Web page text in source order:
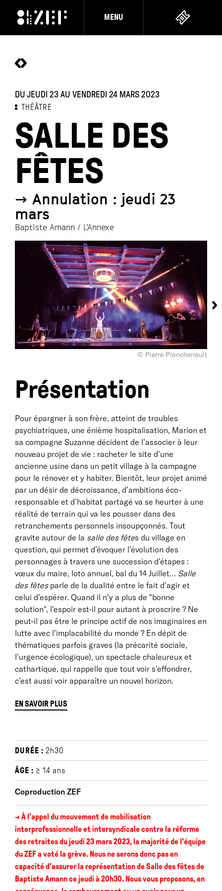
MENU
DU JEUDI 23 AU VENDREDI 24 MARS 2023
THÉÂTRE
SALLE DES
FÊTES
→ Annulation : jeudi 23
mars
Baptiste Amann / L’Annexe
© Pierre Planchenault
Présentation
Pour épargner à son frère, atteint de troubles
psychiatriques, une énième hospitalisation, Marion et
sa compagne Suzanne décident de l’associer à leur
nouveau projet de vie : racheter le site d’une
ancienne usine dans un petit village à la campagne
pour le rénover et y habiter. Bientôt, leur projet animé
par un désir de décroissance, d’ambitions éco-
responsable et d’habitat partagé va se heurter à une
réalité de terrain qui va les pousser dans des
retranchements personnels insoupçonnés. Tout
gravite autour de la salle des fêtes du village en
question, qui permet d’évoquer l’évolution des
personnages à travers une succession d’étapes :
vœux du maire, loto annuel, bal du 14 Juillet… Salle
des fêtesparle de la dualité entre le fait d’agir et
celui d’espérer. Quand il n’y a plus de "bonne
solution", l’espoir est-il pour autant à proscrire ? Ne
peut-il pas être le principe actif de nos imaginaires en
lutte avec l’implacabilité du monde ? En dépit de
thématiques parfois graves (la précarité sociale,
l’urgence écologique), un spectacle chaleureux et
cathartique, qui rappelle que tout voir s’effondrer,
c’est aussi voir apparaître un nouvel horizon.
EN SAVOIR PLUS
Note d'intention
« (...) Après avoir développé pendant plusieurs années
un projet de trilogie (
géographique et politique se situait dans l’espace
urbain (zone pavillonnaire et citées HLM) j’ai ressenti
le besoin d'inscrire ma prochaine pièce dans un
espace rural.
En outre, les personnages de cette trilogie étaient
englués dans l’histoire de leur quartier dont ils
n’étaient pas parvenus à s’extraire. J’ai voulu
imaginer en contrepoint des personnages qui ont eu
le courage de changer de vie, tout en projetant sur
DURÉE : 2h30
ÂGE : ≥ 14 ans
Coproduction ZEF
→ À l'appel du mouvement de mobilisation
interprofessionnelle et intersyndicale contre la réforme
des retraites du jeudi 23 mars 2023, la majorité de l'équipe
du ZEF a voté la grève. Nous ne serons donc pas en
capacité d'assurer la représentation de Salle des fêtes de
Baptiste Amann ce jeudi à 20h30. Nous vous proposons, en